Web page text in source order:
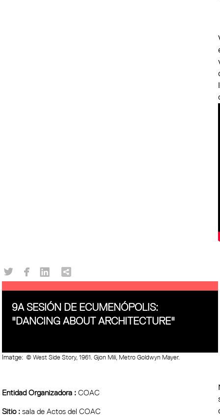
9A SESIÓN DE ECUMENÓPOLIS:
"DANCING ABOUT ARCHITECTURE"
Imatge: © West Side Story, 1961. Gjon Mili, Metro Goldwyn Mayer.
Entidad Organizadora :COAC
Sitio :sala de Actos del COAC